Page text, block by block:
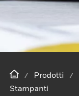
Prodotti
Stampanti